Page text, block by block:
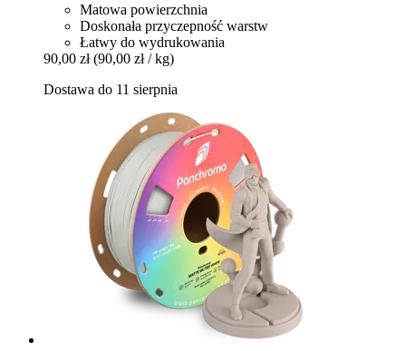
Matowa powierzchnia
Doskonała przyczepność warstw
Łatwy do wydrukowania
90,00 zł (90,00 zł / kg)
Dostawa do 11 sierpnia